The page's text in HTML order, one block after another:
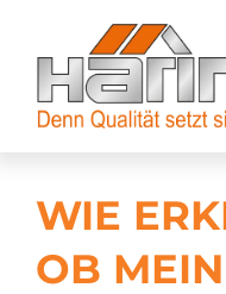
springen
HOME
WIE
OB